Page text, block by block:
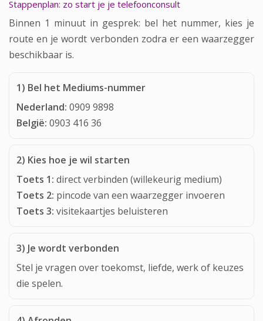
Stappenplan: zo start je je telefoonconsult
Binnen 1 minuut in gesprek: bel het nummer, kies je
route en je wordt verbonden zodra er een waarzegger
beschikbaar is.
1) Bel het Mediums-nummer
Nederland: 0909 9898
België: 0903 416 36
2) Kies hoe je wil starten
Toets 1: direct verbinden (willekeurig medium)
Toets 2: pincode van een waarzegger invoeren
Toets 3: visitekaartjes beluisteren
3) Je wordt verbonden
Stel je vragen over toekomst, liefde, werk of keuzes
die spelen.